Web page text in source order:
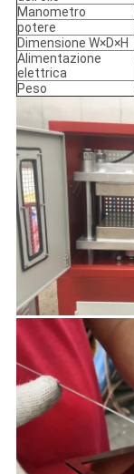
Manometro
potere
Dimensione W×D×H
Alimentazione
elettrica
Peso